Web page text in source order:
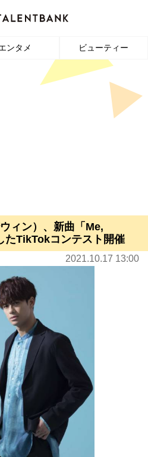
ンタメ ビューティー
ィン）、新曲「Me,
たTikTokコンテスト開催
2021.10.17 13:00